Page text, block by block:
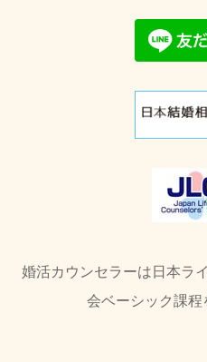
婚活カウンセラーは日本ラ
会ベーシック課程